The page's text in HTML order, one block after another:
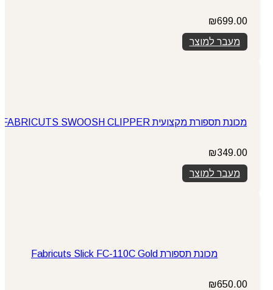
₪699.00
מעבר למוצר
מכונת תספורת מקצועית FABRICUTS SWOOSH CLIPPER
₪349.00
מעבר למוצר
מכונת תספורת Fabricuts Slick FC-110C Gold
₪650.00